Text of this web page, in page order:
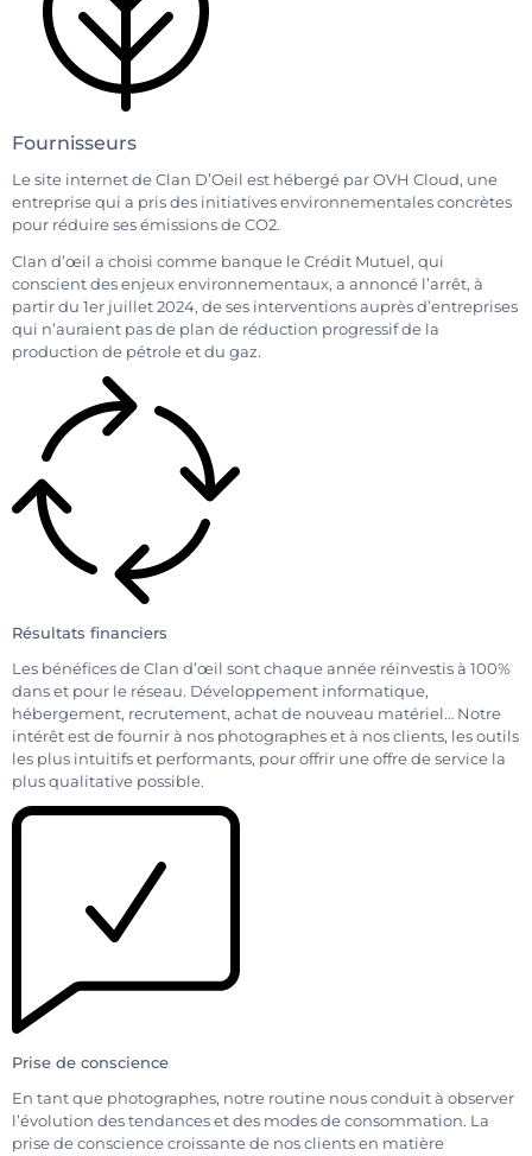
Fournisseurs
Le site internet de Clan D’Oeil est hébergé par OVH Cloud, une
entreprise qui a pris des initiatives environnementales concrètes
pour réduire ses émissions de CO2.
Clan d’œil a choisi comme banque le Crédit Mutuel, qui
conscient des enjeux environnementaux, a annoncé l’arrêt, à
partir du 1er juillet 2024, de ses interventions auprès d’entreprises
qui n’auraient pas de plan de réduction progressif de la
production de pétrole et du gaz.
Résultats financiers
Les bénéfices de Clan d’œil sont chaque année réinvestis à 100%
dans et pour le réseau. Développement informatique,
hébergement, recrutement, achat de nouveau matériel… Notre
intérêt est de fournir à nos photographes et à nos clients, les outils
les plus intuitifs et performants, pour offrir une offre de service la
plus qualitative possible.
Prise de conscience
En tant que photographes, notre routine nous conduit à observer
l’évolution des tendances et des modes de consommation. La
prise de conscience croissante de nos clients en matière